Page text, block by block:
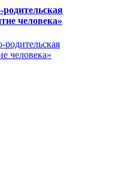
человека»